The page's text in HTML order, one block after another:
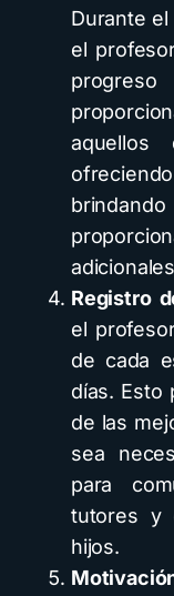
Durante
el
Registro
el
de cada
días. Esto
de las
sea
para
tutores y
hijos.